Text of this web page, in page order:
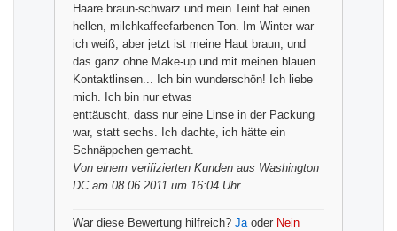
Haare braun-schwarz und mein Teint hat einen
hellen, milchkaffeefarbenen Ton. Im Winter war
ich weiß, aber jetzt ist meine Haut braun, und
das ganz ohne Make-up und mit meinen blauen
Kontaktlinsen... Ich bin wunderschön! Ich liebe
mich. Ich bin nur etwas
enttäuscht, dass nur eine Linse in der Packung
war, statt sechs. Ich dachte, ich hätte ein
Schnäppchen gemacht.
Von einem verifizierten Kunden aus Washington
DC am 08.06.2011 um 16:04 Uhr
War diese Bewertung hilfreich? Jaoder Nein